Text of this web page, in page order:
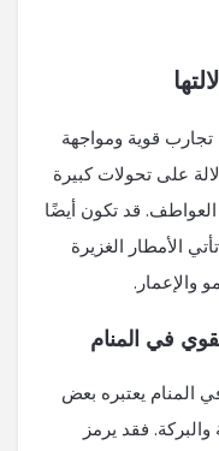
تجارب قوية ومواجهة
على تحولات كبيرة
العواطف. قد تكون أيضًا
الأمطار الغزيرة
والإعمار.
في المنام
المنام يعتبره بعض
فقد يرمز